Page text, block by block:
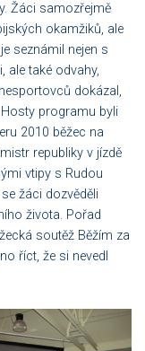
Žáci samozřejmě
okamžiků, ale
seznámil nejen s
ale také odvahy,
dokázal,
programu byli
2010 běžec na
republiky v jízdě
vtipy s Rudou
žáci dozvěděli
života. Pořad
soutěž Běžím za
říct, že si nevedl